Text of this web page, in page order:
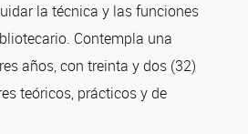
la técnica y las funciones
Contempla una
años, con treinta y dos (32)
teóricos, prácticos y de